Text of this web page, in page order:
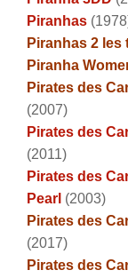
Piranhas
Piranhas 2
Piranha
Pirates des
(2007)
Pirates des
(2011)
Pirates des
Pearl (2003)
Pirates des
(2017)
Pirates des